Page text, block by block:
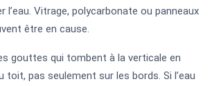
l’eau. Vitrage, polycarbonate ou panneaux
être en cause.
gouttes qui tombent à la verticale en
toit, pas seulement sur les bords. Si l’eau